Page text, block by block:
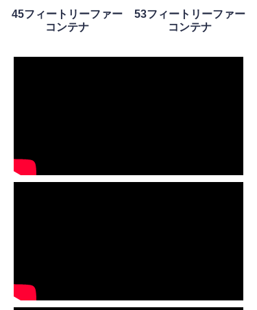
45フィートリーファー
コンテナ
53フィートリーファー
コンテナ